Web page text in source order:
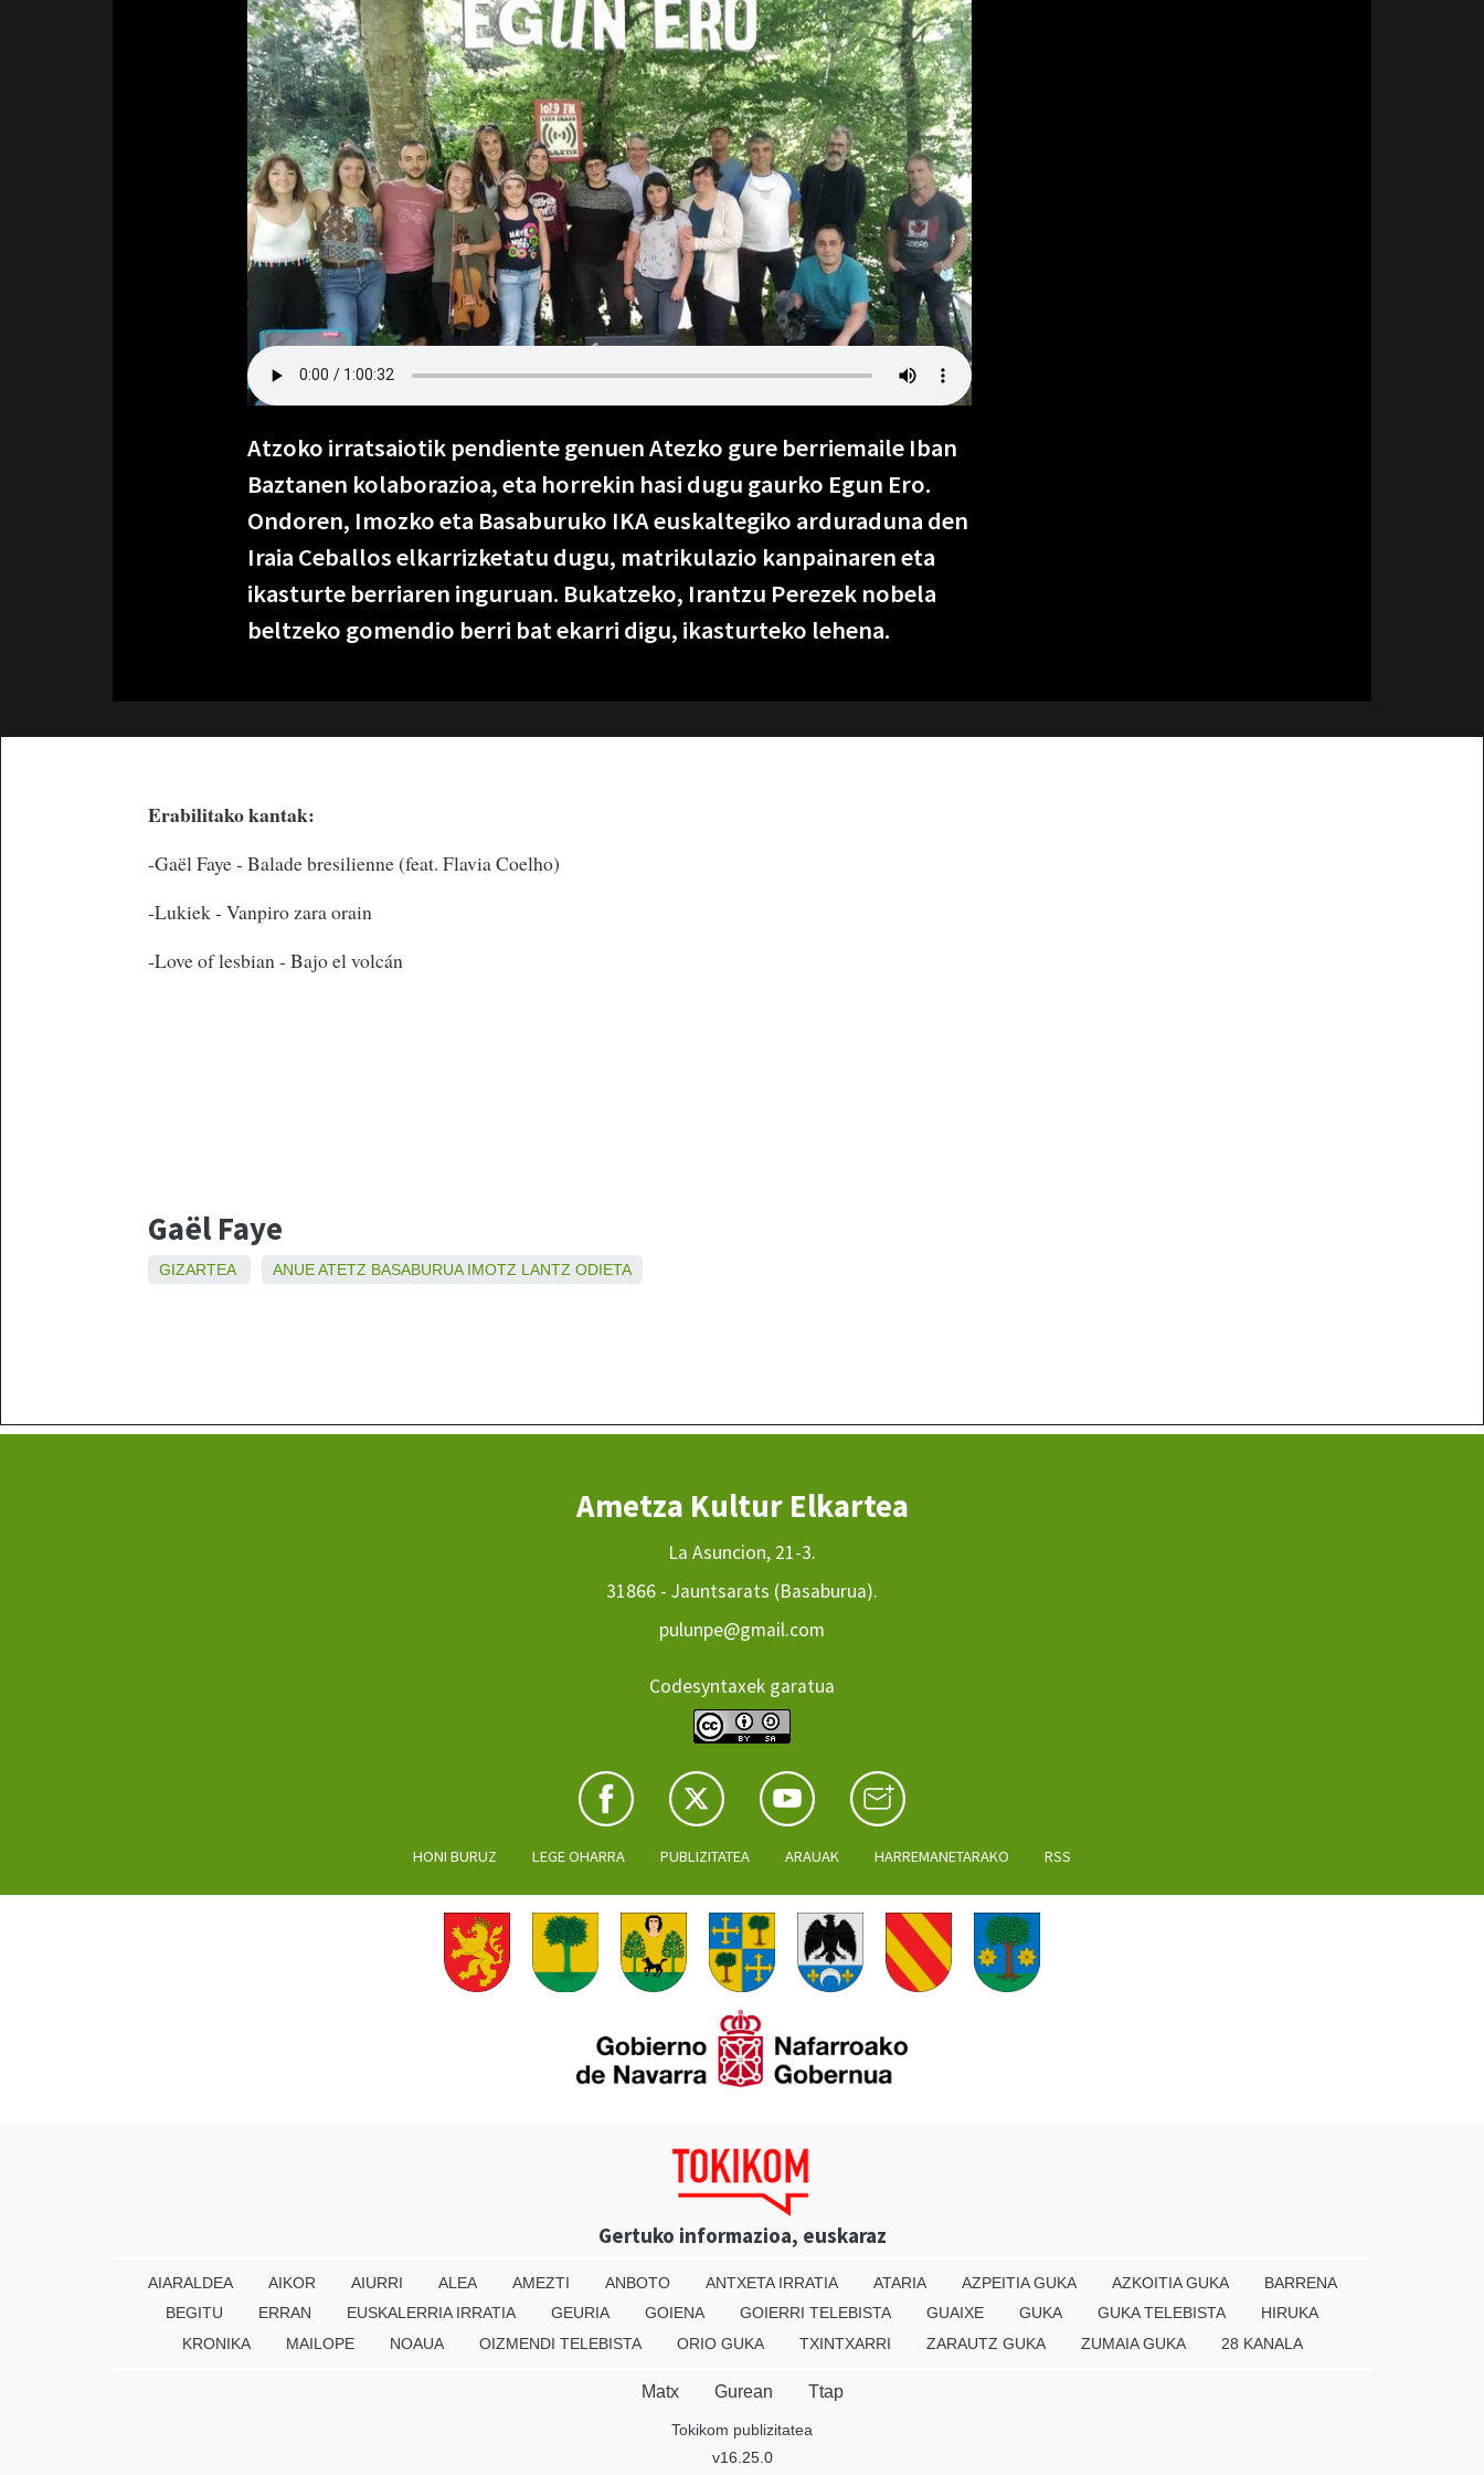
Atzoko irratsaiotik pendiente genuen Atezko gure berriemaile Iban
Baztanen kolaborazioa, eta horrekin hasi dugu gaurko Egun Ero.
Ondoren, Imozko eta Basaburuko IKA euskaltegiko arduraduna den
Iraia Ceballos elkarrizketatu dugu, matrikulazio kanpainaren eta
ikasturte berriaren inguruan. Bukatzeko, Irantzu Perezek nobela
beltzeko gomendio berri bat ekarri digu, ikasturteko lehena.
Erabilitako kantak:
-Gaël Faye - Balade bresilienne (feat. Flavia Coelho)
-Lukiek - Vanpiro zara orain
-Love of lesbian - Bajo el volcán
Gaël Faye
GIZARTEA ANUEATETZ BASABURUA IMOTZ LANTZ ODIETA
Ametza Kultur Elkartea
La Asuncion, 21-3.
31866 - Jauntsarats (Basaburua).
pulunpe@gmail.com
Codesyntaxek garatua
HONI BURUZ LEGE OHARRA PUBLIZITATEA ARAUAK HARREMANETARAKO RSS
Gertuko informazioa, euskaraz
AIARALDEA AIKOR AIURRI ALEA AMEZTI ANBOTO ANTXETA IRRATIA ATARIA AZPEITIA GUKA AZKOITIA GUKA
BARRENA
BEGITU
ERRAN EUSKALERRIA IRRATIA GEURIA GOIENA GOIERRI TELEBISTA GUAIXE GUKA GUKA TELEBISTA
HIRUKA
KRONIKA
MAILOPE NOAUA OIZMENDI TELEBISTA ORIO GUKA TXINTXARRI ZARAUTZ GUKA ZUMAIA GUKA 28 KANALA
Matx Gurean Ttap
Tokikom publizitatea
v16.25.0